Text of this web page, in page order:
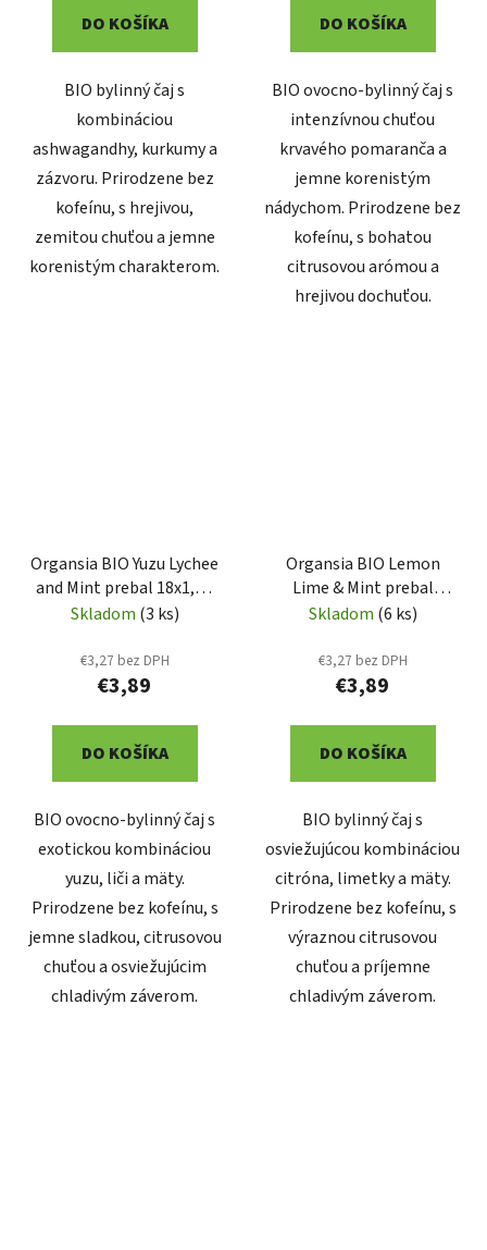
DO KOŠÍKA
BIO bylinný čaj s
kombináciou
ashwagandhy, kurkumy a
zázvoru. Prirodzene bez
kofeínu, s hrejivou,
zemitou chuťou a jemne
korenistým charakterom.
DO KOŠÍKA
BIO ovocno-bylinný čaj s
intenzívnou chuťou
krvavého pomaranča a
jemne korenistým
nádychom. Prirodzene bez
kofeínu, s bohatou
citrusovou arómou a
hrejivou dochuťou.
Organsia BIO Yuzu Lychee
and Mint prebal 18x1,8g
(3002)
Skladom (3 ks)
€3,27 bez DPH
€3,89
DO KOŠÍKA
BIO ovocno-bylinný čaj s
exotickou kombináciou
yuzu, liči a mäty.
Prirodzene bez kofeínu, s
jemne sladkou, citrusovou
chuťou a osviežujúcim
chladivým záverom.
Organsia BIO Lemon
Lime & Mint prebal
18x1,8g (3001)
Skladom (6 ks)
€3,27 bez DPH
€3,89
DO KOŠÍKA
BIO bylinný čaj s
osviežujúcou kombináciou
citróna, limetky a mäty.
Prirodzene bez kofeínu, s
výraznou citrusovou
chuťou a príjemne
chladivým záverom.